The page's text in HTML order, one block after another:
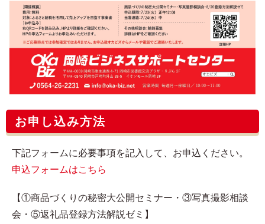
お申し込み方法
下記フォームに必要事項を記入して、お申込ください。
申込フォームはこちら
【①商品づくりの秘密大公開セミナー・③写真撮影相談
会・⑤返礼品登録方法解説ゼミ】